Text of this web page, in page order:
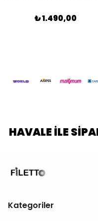
₺ 1.490,00
HAVALE İLE
Kategoriler